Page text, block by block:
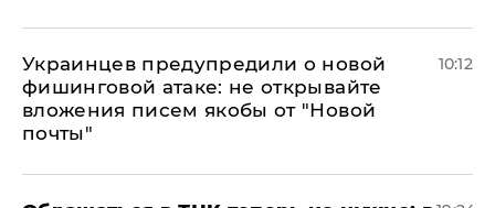
Украинцев предупредили о новой
фишинговой атаке: не открывайте
вложения писем якобы от "Новой
почты"
10:12